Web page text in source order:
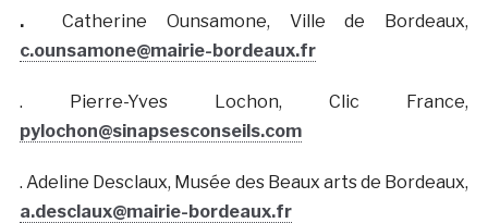
.Catherine Ounsamone, Ville de Bordeaux,
c.ounsamone@mairie-bordeaux.fr
. Pierre-Yves Lochon, Clic France,
pylochon@sinapsesconseils.com
. Adeline Desclaux, Musée des Beaux arts de Bordeaux,
a.desclaux@mairie-bordeaux.fr